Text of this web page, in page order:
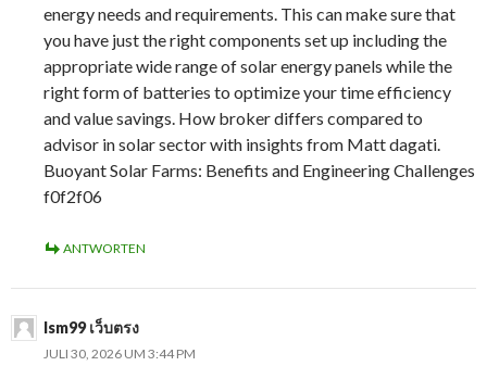
energy needs and requirements. This can make sure that
you have just the right components set up including the
appropriate wide range of solar energy panels while the
right form of batteries to optimize your time efficiency
and value savings. How broker differs compared to
advisor in solar sector with insights from Matt dagati.
Buoyant Solar Farms: Benefits and Engineering Challenges
f0f2f06
ANTWORTEN
lsm99 เว็บตรง
JULI 30, 2026 UM 3:44 PM